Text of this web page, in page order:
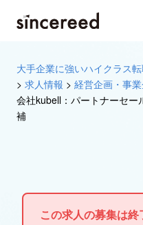
大手企業に強いハイクラス
> 求人情報 > 経営企画・事
会社kubell：パートナーセ
補
この求人の募集は終